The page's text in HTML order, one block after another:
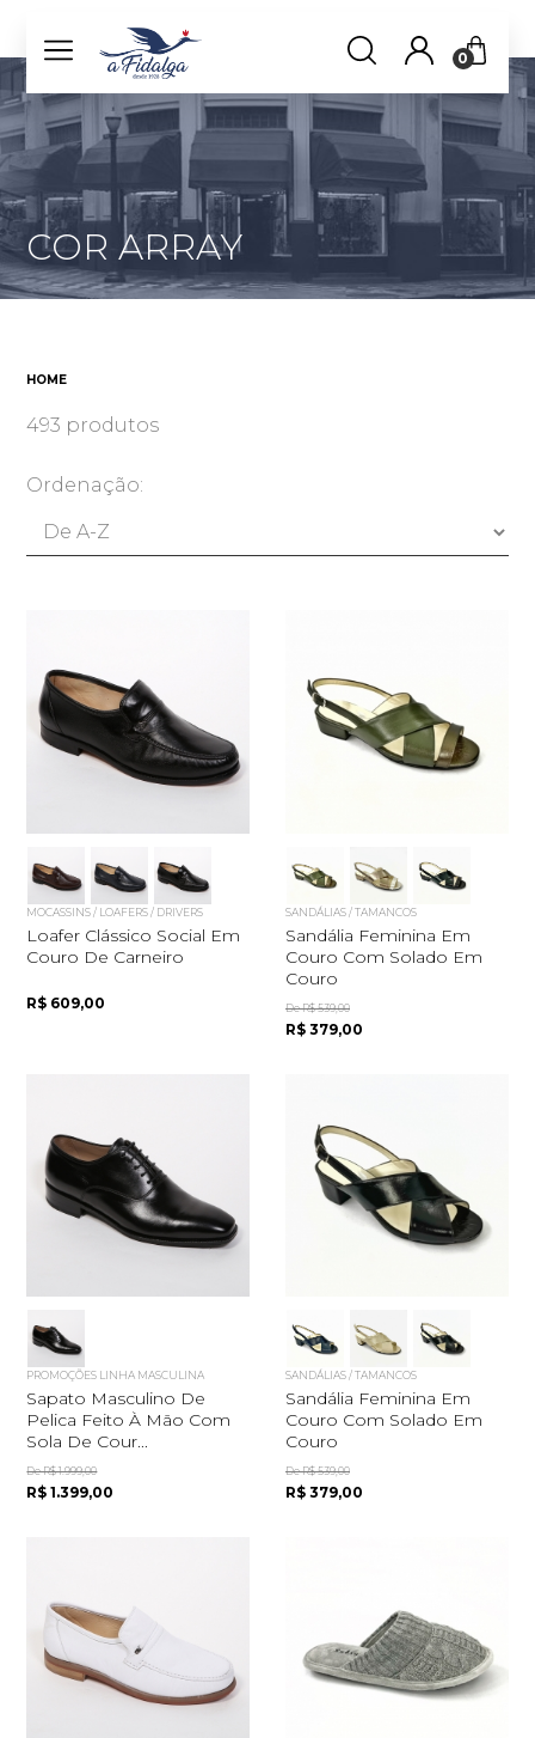
0
COR ARRAY
HOME
493 produtos
Ordenação:
MOCASSINS / LOAFERS / DRIVERS
Loafer Clássico Social Em
Couro De Carneiro
R$ 609,00
SANDÁLIAS / TAMANCOS
Sandália Feminina Em
Couro Com Solado Em
Couro
De R$ 539,00
R$ 379,00
PROMOÇÕES LINHA MASCULINA
Sapato Masculino De
Pelica Feito À Mão Com
Sola De Cour...
De R$ 1.999,00
R$ 1.399,00
SANDÁLIAS / TAMANCOS
Sandália Feminina Em
Couro Com Solado Em
Couro
De R$ 539,00
R$ 379,00